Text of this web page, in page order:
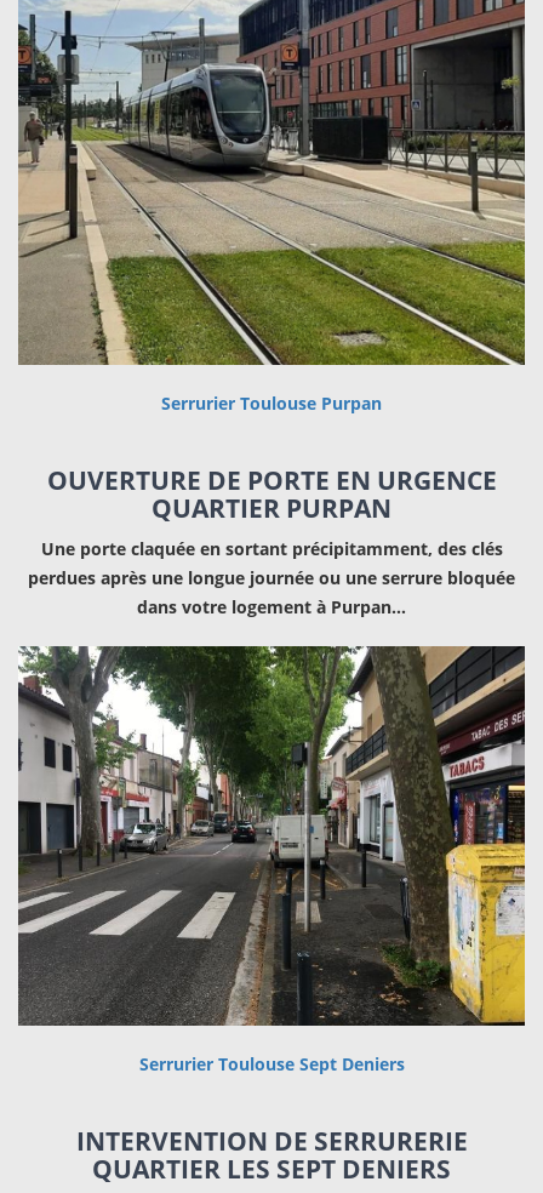
Serrurier Toulouse Purpan
OUVERTURE DE PORTE EN URGENCE
QUARTIER PURPAN
Une porte claquée en sortant précipitamment, des clés
perdues après une longue journée ou une serrure bloquée
dans votre logement à Purpan…
Serrurier Toulouse Sept Deniers
INTERVENTION DE SERRURERIE
QUARTIER LES SEPT DENIERS